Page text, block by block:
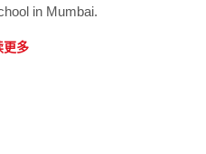
in Mumbai.
更多